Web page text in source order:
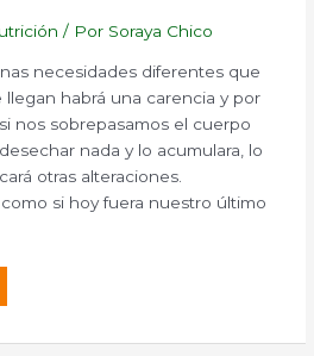
/ Por Soraya Chico
necesidades diferentes que
llegan habrá una carencia y por
nos sobrepasamos el cuerpo
nada y lo acumulara, lo
otras alteraciones.
si hoy fuera nuestro último